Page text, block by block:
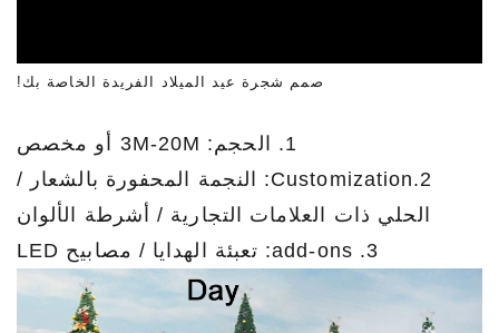
صمم شجرة عيد الميلاد الفريدة الخاصة بك!
1. الحجم: 3M-20M أو مخصص
2.Customization: النجمة المحفورة بالشعار /
الحلي ذات العلامات التجارية / أشرطة الألوان
3. add-ons: تعبئة الهدايا / مصابيح LED